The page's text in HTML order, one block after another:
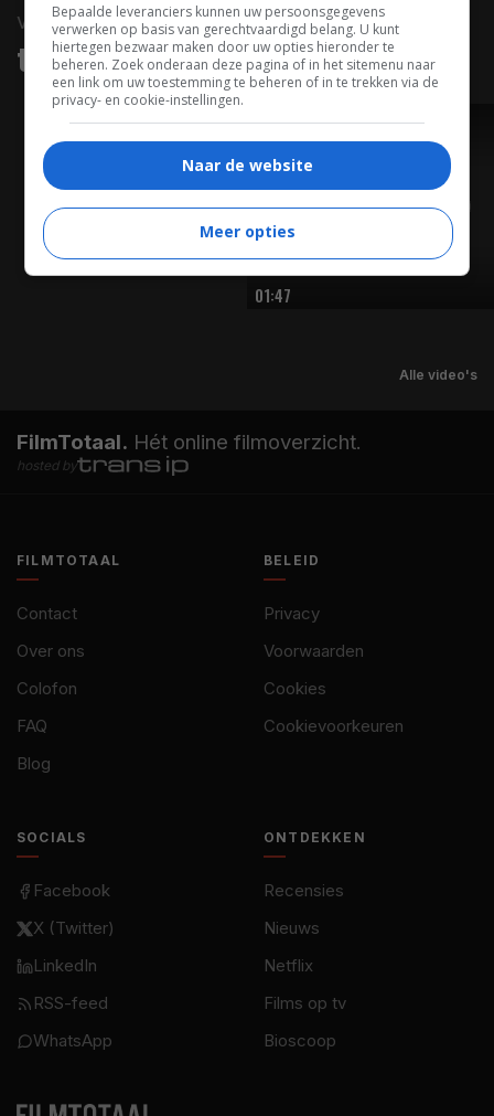
video
trailers & clips
01:47
TRAILER
Alle video's
FilmTotaal. Hét online filmoverzicht.
hosted by
FILMTOTAAL
Contact
Over ons
Colofon
FAQ
Blog
BELEID
Privacy
Voorwaarden
Cookies
Cookievoorkeuren
SOCIALS
Facebook
X (Twitter)
LinkedIn
RSS-feed
WhatsApp
ONTDEKKEN
Recensies
Nieuws
Netflix
Films op tv
Bioscoop
Bepaalde leveranciers kunnen uw persoonsgegevens
verwerken op basis van gerechtvaardigd belang. U kunt
hiertegen bezwaar maken door uw opties hieronder te
beheren. Zoek onderaan deze pagina of in het sitemenu naar
een link om uw toestemming te beheren of in te trekken via de
privacy- en cookie-instellingen.
Naar de website
Meer opties